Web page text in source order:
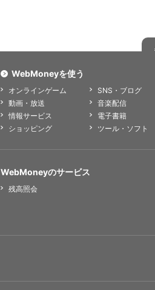
WebMoneyを使う
オンラインゲーム
SNS・ブログ
動画・放送
音楽配信
情報サービス
電子書籍
ショッピング
ツール・ソフト
WebMoneyのサービス
残高照会